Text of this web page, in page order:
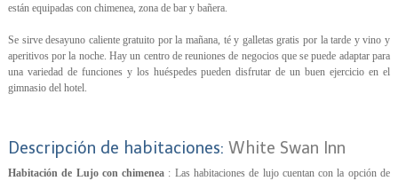
están equipadas con chimenea, zona de bar y bañera.
Se sirve desayuno caliente gratuito por la mañana, té y galletas gratis por la tarde y vino y
aperitivos por la noche. Hay un centro de reuniones de negocios que se puede adaptar para
una variedad de funciones y los huéspedes pueden disfrutar de un buen ejercicio en el
gimnasio del hotel.
Descripción de habitaciones: White Swan Inn
Habitación de Lujo con chimenea : Las habitaciones de lujo cuentan con la opción de